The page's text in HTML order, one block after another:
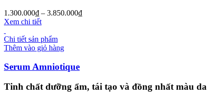
1.300.000₫ – 3.850.000₫
Xem chi tiết
Chi tiết sản phẩm
Thêm vào giỏ hàng
Serum Amniotique
Tinh chất dưỡng ẩm, tái tạo và đồng nhất màu da